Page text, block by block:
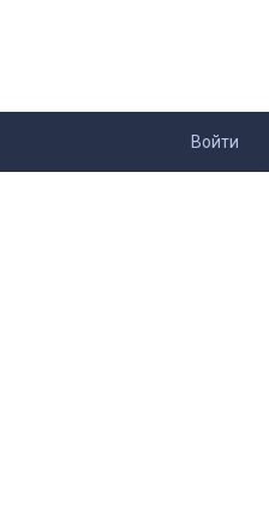
Войти